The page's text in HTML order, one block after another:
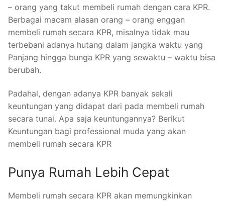
– orang yang takut membeli rumah dengan cara KPR.
Berbagai macam alasan orang – orang enggan
membeli rumah secara KPR, misalnya tidak mau
terbebani adanya hutang dalam jangka waktu yang
Panjang hingga bunga KPR yang sewaktu – waktu bisa
berubah.
Padahal, dengan adanya KPR banyak sekali
keuntungan yang didapat dari pada membeli rumah
secara tunai. Apa saja keuntungannya? Berikut
Keuntungan bagi professional muda yang akan
membeli rumah secara KPR
Punya Rumah Lebih Cepat
Membeli rumah secara KPR akan memungkinkan